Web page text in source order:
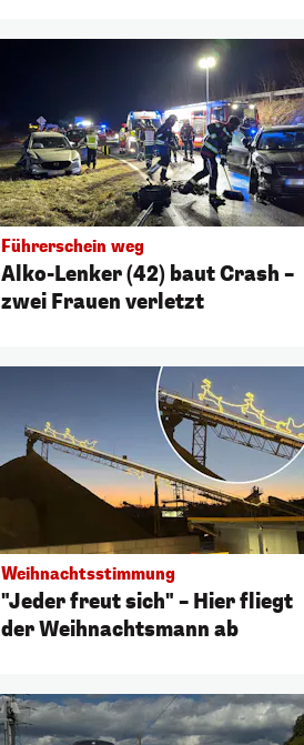
Führerschein weg
Alko-Lenker (42) baut Crash –
zwei Frauen verletzt
Weihnachtsstimmung
"Jeder freut sich" – Hier fliegt
der Weihnachtsmann ab